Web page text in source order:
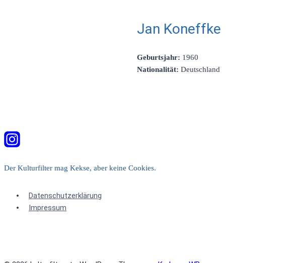
Jan Koneffke
Geburtsjahr: 1960
Nationalität: Deutschland
Der Kulturfilter mag Kekse, aber keine Cookies.
Datenschutzerklärung
Impressum